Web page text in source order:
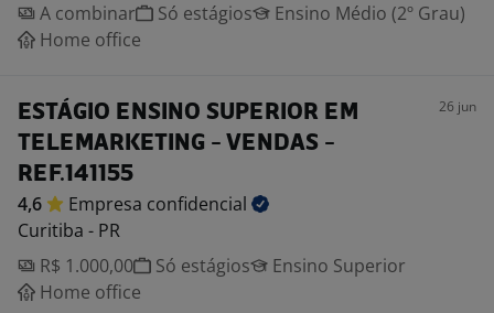
A combinar
Só estágios
Ensino Médio (2º Grau)
Home office
ESTÁGIO ENSINO SUPERIOR EM
TELEMARKETING - VENDAS -
REF.141155
26 jun
4,6 Empresa confidencial
Curitiba - PR
R$ 1.000,00
Só estágios
Ensino Superior
Home office